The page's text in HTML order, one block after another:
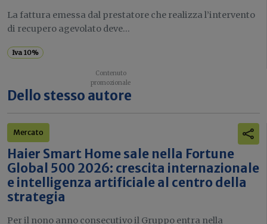
La fattura emessa dal prestatore che realizza l’intervento
di recupero agevolato deve...
Iva 10%
Dello stesso autore
Mercato
Haier Smart Home sale nella Fortune
Global 500 2026: crescita internazionale
e intelligenza artificiale al centro della
strategia
Per il nono anno consecutivo il Gruppo entra nella